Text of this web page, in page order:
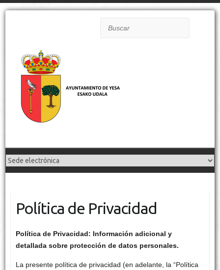
Política de Privacidad
Política de Privacidad: Información adicional y
detallada sobre protección de datos personales.
La presente política de privacidad (en adelante, la “Política